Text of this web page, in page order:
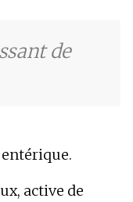
de
active de